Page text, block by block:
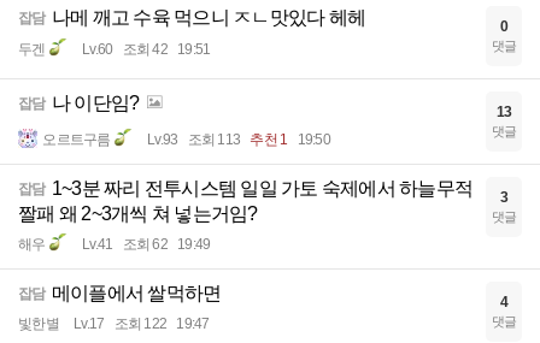
잡담 나메 깨고 수육 먹으니 ㅈㄴ맛있다 헤헤
두겐 Lv.60 조회 42 19:51
0
댓글
잡담 나 이단임?
오르트구름 Lv.93 조회 113 추천 1 19:50
13
댓글
잡담 1~3분 짜리 전투시스템 일일 가토 숙제에서 하늘무적
짤패 왜 2~3개씩 쳐 넣는거임?
해우 Lv.41 조회 62 19:49
3
댓글
잡담 메이플에서 쌀먹하면
빛한별 Lv.17 조회 122 19:47
4
댓글